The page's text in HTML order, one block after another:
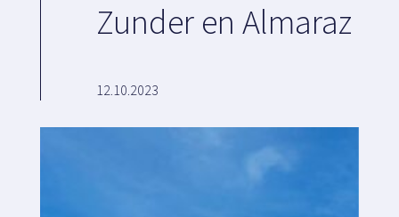
Administraciones
Zunder en Almaraz
12.10.2023